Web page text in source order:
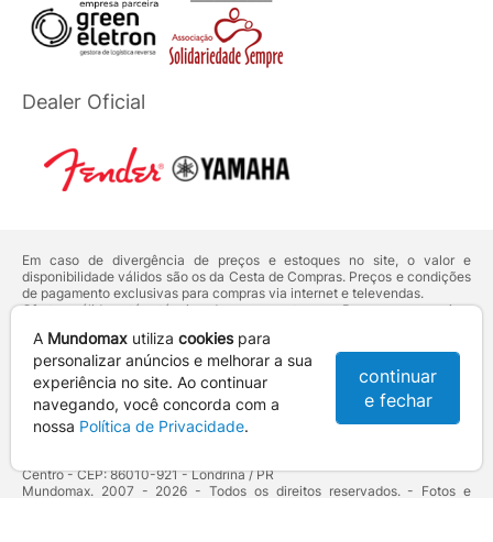
Dealer Oficial
Em caso de divergência de preços e estoques no site, o valor e
disponibilidade válidos são os da Cesta de Compras. Preços e condições
de pagamento exclusivas para compras via internet e televendas.
Ofertas válidas até o término de nossos estoques. Para compras acima
deVenda Corporativa.
Os preços apresentados no site prevalecem sobre outros anunciados em
qualquer outro meio de comunicação ou sites de buscas. Código de
Defesa do Consumidor:Lei nº 8.078.
Vendas sujeitas à confirmação de dados e análises de crédito e risco.
Centro - CEP: 86010-921 - Londrina / PR
Mundomax. 2007 - 2026 - Todos os direitos reservados. - Fotos e
A Mundomax utiliza cookiespara
personalizar anúncios e melhorar a sua
experiência no site. Ao continuar
navegando, você concorda com a
nossa Política de Privacidade.
continuar
e fechar